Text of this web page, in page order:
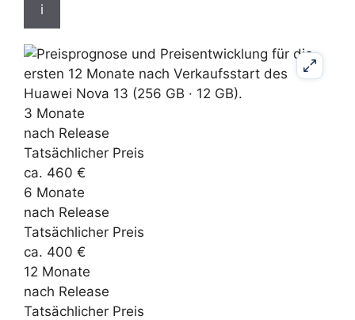
i
3 Monate
nach Release
Tatsächlicher Preis
ca. 460 €
6 Monate
nach Release
Tatsächlicher Preis
ca. 400 €
12 Monate
nach Release
Tatsächlicher Preis